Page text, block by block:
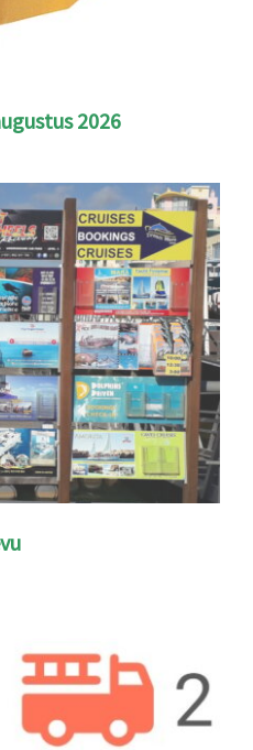
2026